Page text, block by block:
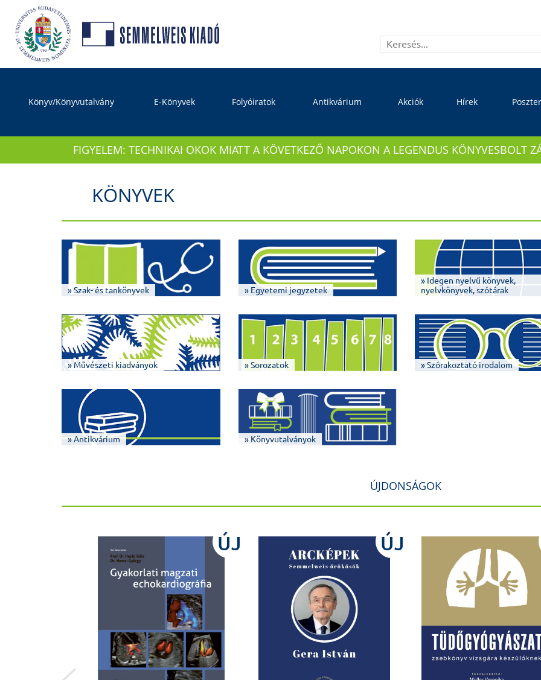
Könyv/Könyvutalvány E-Könyvek Folyóiratok Antikvárium Akciók Hírek
FIGYELEM: TECHNIKAI OKOK MIATT A KÖVETKEZŐ NAPOKON A LEGENDUS KÖNYVESBOLT
KÖNYVEK
» Szak- és tankönyvek » Egyetemi jegyzetek
» Idegen nyelvű könyvek,
nyelvkönyvek, szótárak
» Művészeti kiadványok » Sorozatok » Szórakoztató irodalom
» Antikvárium » Könyvutalványok
ÚJDONSÁGOK
ÚJ ÚJ